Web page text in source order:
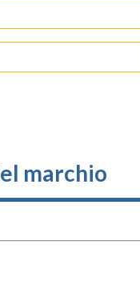
marchio